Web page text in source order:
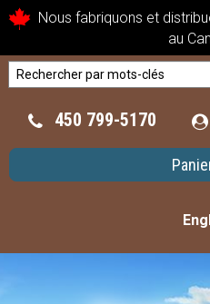
Nous fabriquons et
au
450 799-5170